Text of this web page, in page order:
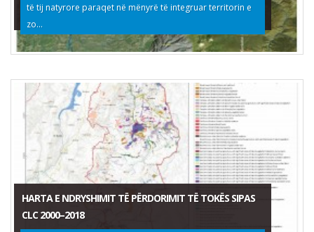
të tij natyrore paraqet në mënyrë të integruar territorin e
zo...
HARTA E NDRYSHIMIT TË PËRDORIMIT TË TOKËS SIPAS
CLC 2000–2018